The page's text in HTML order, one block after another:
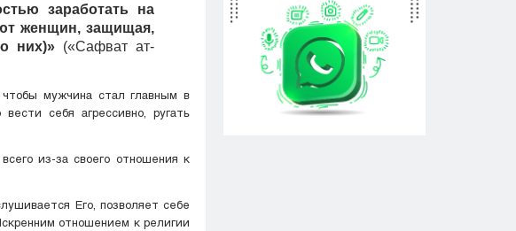
заработать на
женщин, защищая,
них)» («Сафват ат-
мужчина стал главным в
себя агрессивно, ругать
из-за своего отношения к
Его, позволяет себе
отношением к религии